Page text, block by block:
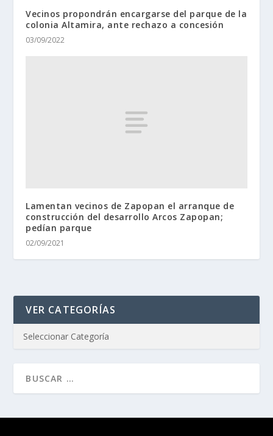
Vecinos propondrán encargarse del parque de la
colonia Altamira, ante rechazo a concesión
03/09/2022
Lamentan vecinos de Zapopan el arranque de
construcción del desarrollo Arcos Zapopan;
pedían parque
02/09/2021
VER CATEGORÍAS